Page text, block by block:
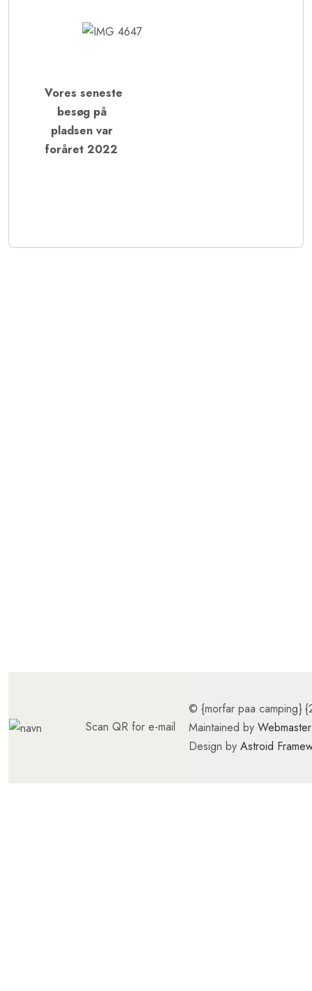
Vores seneste
besøg på
pladsen var
foråret 2022
Scan QR for e-mail
© {morfar paa camping}
Maintained by
Design by Astroid